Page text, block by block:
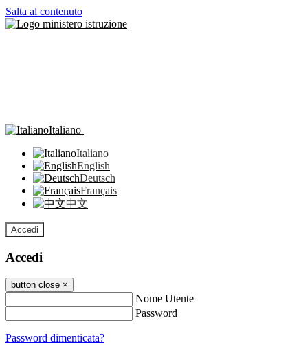
Salta al contenuto
Italiano
Italiano
English
Deutsch
Français
中文
Accedi
Accedi
button close ×
Nome Utente
Password
Password dimenticata?